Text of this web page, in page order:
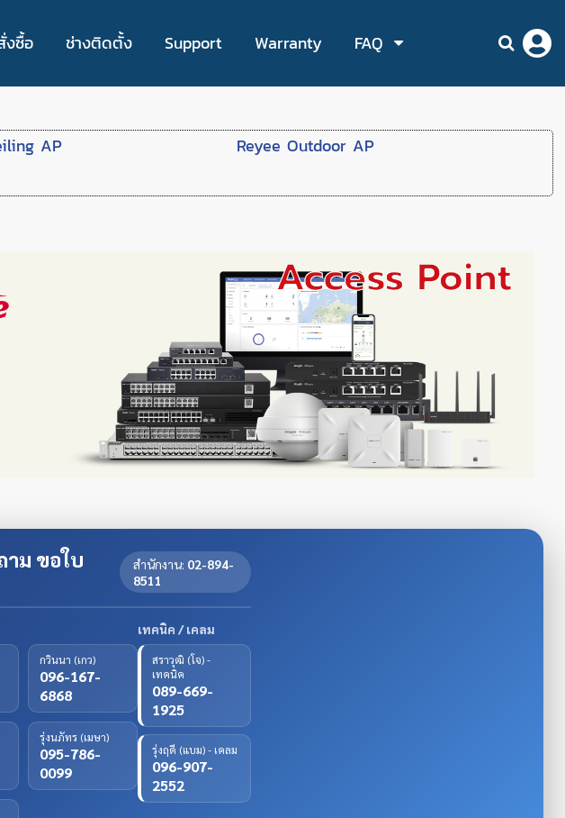
งซื้อ ช่างติดตั้ง Support Warranty FAQ
AP
Reyee Outdoor AP
ม ขอใบ
สำนักงาน: 02-894-
8511
กวินนา (เกว)
096-167-
6868
รุ่งนภัทร (เมษา)
095-786-
0099
เทคนิค / เคลม
สราวุฒิ (โจ) -
เทคนิค
089-669-
1925
รุ่งฤดี (แบม) - เคลม
096-907-
2552